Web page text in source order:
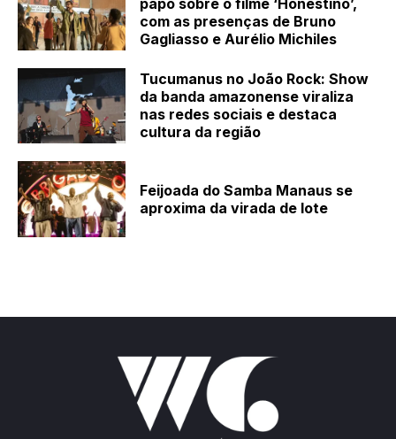
com as presenças de Bruno
Gagliasso e Aurélio Michiles
Tucumanus no João Rock: Show
da banda amazonense viraliza
nas redes sociais e destaca
cultura da região
Feijoada do Samba Manaus se
aproxima da virada de lote